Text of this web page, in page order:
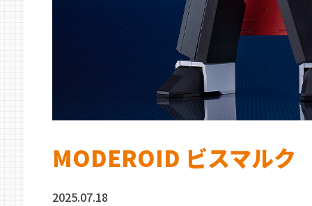
MODEROID ビスマルク
2025.07.18